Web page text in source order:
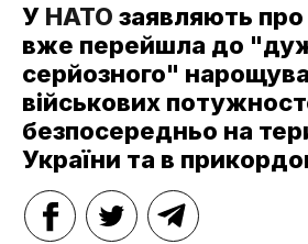
У НАТО заявляють
вже перейшла до
серйозного"
військових
безпосередньо на
України та в